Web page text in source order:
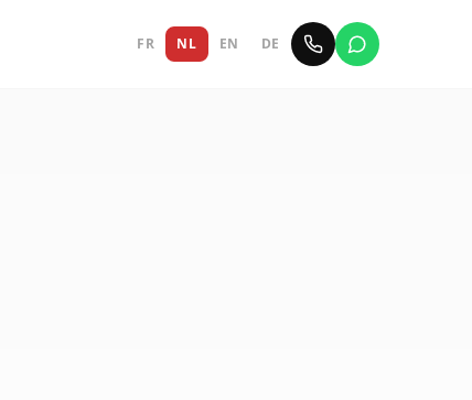
FR NL EN DE